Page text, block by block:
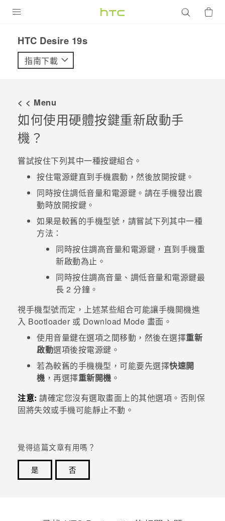
VIVE
配件
VIVERSE
優惠專區
焦點訊息
校園專案
企業採購
銷售門市
銷售通路
支援服務
VIVELAND
‎HTC Desire 19s‎
指南下載
< < Menu
如何使用硬體按鍵重新啟動手
機？
嘗試按住下列其中一種按鍵組合。
按住電源鍵直到手機震動，然後放開按鍵。
同時按住調低音量和電源鍵。請在手機發出震
動時放開按鍵。
如果是較舊的手機型號，請嘗試下列其中一種
方法：
同時按住調高音量和電源鍵，直到手機重
新啟動為止。
同時按住調高音量 、 調低音量和電源鍵最
長 2 分鐘。
視手機型號而定，上述某些組合可能讓手機開機進
入 Bootloader 或 Download Mode 畫面。
使用音量鍵在選項之間移動，然後在選擇重新
啟動選項後按電源鍵。
若為較舊的手機機型，可能要先選擇快速開
機 ，再選擇重新開機 。
注意: 請確定您沒有選取畫面上的其他選項。否則保
固將失效或手機可能靜止不動。
覺得這篇文章有用嗎？
是
否